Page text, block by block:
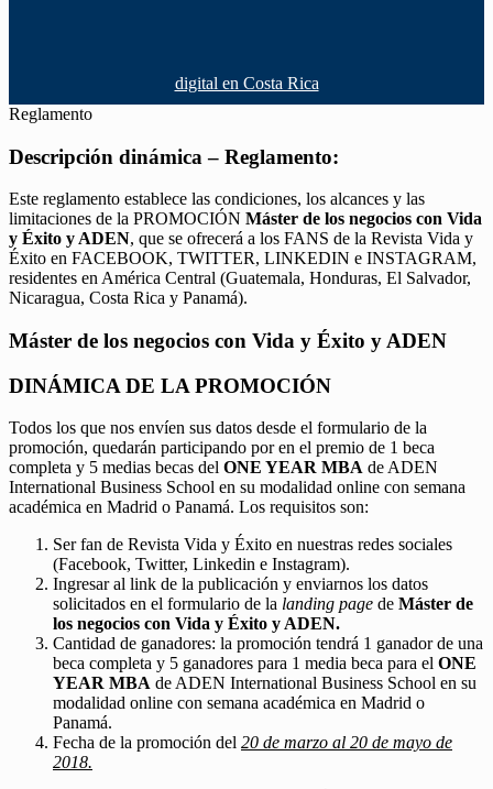
digital en Costa Rica
Reglamento
Descripción dinámica – Reglamento:
Este reglamento establece las condiciones, los alcances y las
limitaciones de la PROMOCIÓN Máster de los negocios con Vida
y Éxito y ADEN, que se ofrecerá a los FANS de la Revista Vida y
Éxito en FACEBOOK, TWITTER, LINKEDIN e INSTAGRAM,
residentes en América Central (Guatemala, Honduras, El Salvador,
Nicaragua, Costa Rica y Panamá).
Máster de los negocios con Vida y Éxito y ADEN
DINÁMICA DE LA PROMOCIÓN
Todos los que nos envíen sus datos desde el formulario de la
promoción, quedarán participando por en el premio de 1 beca
completa y 5 medias becas del ONE YEAR MBA de ADEN
International Business School en su modalidad online con semana
académica en Madrid o Panamá. Los requisitos son:
Ser fan de Revista Vida y Éxito en nuestras redes sociales
(Facebook, Twitter, Linkedin e Instagram).
Ingresar al link de la publicación y enviarnos los datos
solicitados en el formulario de la landing page de Máster de
los negocios con Vida y Éxito y ADEN.
Cantidad de ganadores: la promoción tendrá 1 ganador de una
beca completa y 5 ganadores para 1 media beca para el ONE
YEAR MBA de ADEN International Business School en su
modalidad online con semana académica en Madrid o
Panamá.
Fecha de la promoción del 20 de marzo al 20 de mayo de
2018.